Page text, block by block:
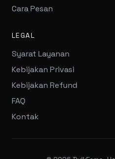
Cara Pesan
LEGAL
Syarat Layanan
Kebijakan Privasi
Kebijakan Refund
FAQ
Kontak